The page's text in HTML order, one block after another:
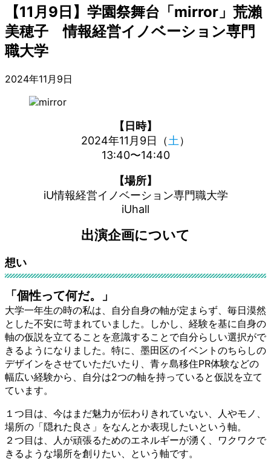
【11月9日】学園祭舞台「mirror」荒瀨
美穂子 情報経営イノベーション専門
職大学
2024年11月9日
【日時】
2024年11月9日（ 土 ）
13:40〜14:40
【場所】
iU情報経営イノベーション専門職大学
iUhall
出演企画について
想い
「個性って何だ。」
大学一年生の時の私は、自分自身の軸が定まらず、毎日漠然
とした不安に苛まれていました。しかし、経験を基に自身の
軸の仮説を立てることを意識することで自分らしい選択がで
きるようになりました。特に、墨田区のイベントのちらしの
デザインをさせていただいたり、青ヶ島移住PR体験などの
幅広い経験から、自分は2つの軸を持っていると仮説を立て
ています。
１つ目は、今はまだ魅力が伝わりきれていない、人やモノ、
場所の「隠れた良さ」をなんとか表現したいという軸。
２つ目は、人が頑張るためのエネルギーが湧く、ワクワクで
きるような場所を創りたい、という軸です。